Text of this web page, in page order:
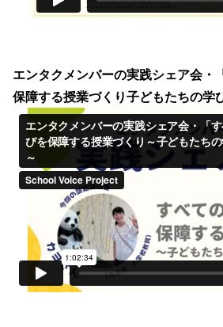
エンタクメンバーの実践シェア会・
保障する授業づくり子どもたちの学